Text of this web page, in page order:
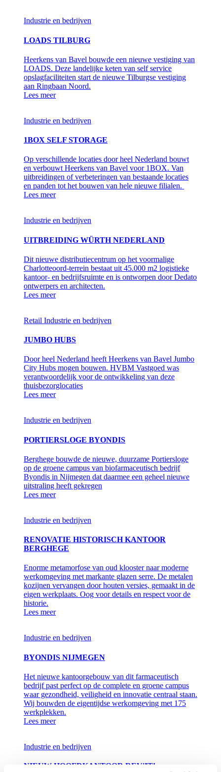
Industrie en bedrijven
LOADS TILBURG
Heerkens van Bavel bouwde een nieuwe vestiging van
LOADS. Deze landelijke keten van self service
opslagfaciliteiten start de nieuwe Tilburgse vestiging
aan Ringbaan Noord.
Lees meer
Industrie en bedrijven
1BOX SELF STORAGE
Op verschillende locaties door heel Nederland bouwt
en verbouwt Heerkens van Bavel voor 1BOX. Van
uitbreidingen of verbeteringen van bestaande locaties
en panden tot het bouwen van hele nieuwe filialen.
Lees meer
Industrie en bedrijven
UITBREIDING WÜRTH NEDERLAND
Dit nieuwe distributiecentrum op het voormalige
Charlotteoord-terrein bestaat uit 45.000 m2 logistieke
kantoor- en bedrijfsruimte en is ontworpen door Dedato
ontwerpers en architecten.
Lees meer
Retail Industrie en bedrijven
JUMBO HUBS
Door heel Nederland heeft Heerkens van Bavel Jumbo
City Hubs mogen bouwen. HVBM Vastgoed was
verantwoordelijk voor de ontwikkeling van deze
thuisbezorglocaties
Lees meer
Industrie en bedrijven
PORTIERSLOGE BYONDIS
Berghege bouwde de nieuwe, duurzame Portiersloge
op de groene campus van biofarmaceutisch bedrijf
Byondis in Nijmegen dat daarmee een geheel nieuwe
uitstraling heeft gekregen
Lees meer
Industrie en bedrijven
RENOVATIE HISTORISCH KANTOOR
BERGHEGE
Enorme metamorfose van oud klooster naar moderne
werkomgeving met markante glazen serre. De metalen
kozijnen vervangen door houten versies, gemaakt in de
eigen werkplaats. Oog voor details en respect voor de
historie.
Lees meer
Industrie en bedrijven
BYONDIS NIJMEGEN
Het nieuwe kantoorgebouw van dit farmaceutisch
bedrijf past perfect op de complete en groene campus
waar gezondheid, veiligheid en innovatie centraal staan.
Wij bouwden de eigentijdse werkomgeving met 175
werkplekken.
Lees meer
Industrie en bedrijven
NIEUW HOOFDKANTOOR REV'IT!